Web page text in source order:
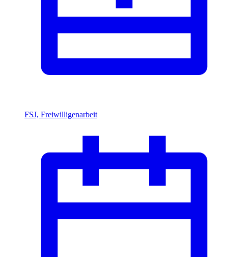
FSJ, Freiwilligenarbeit